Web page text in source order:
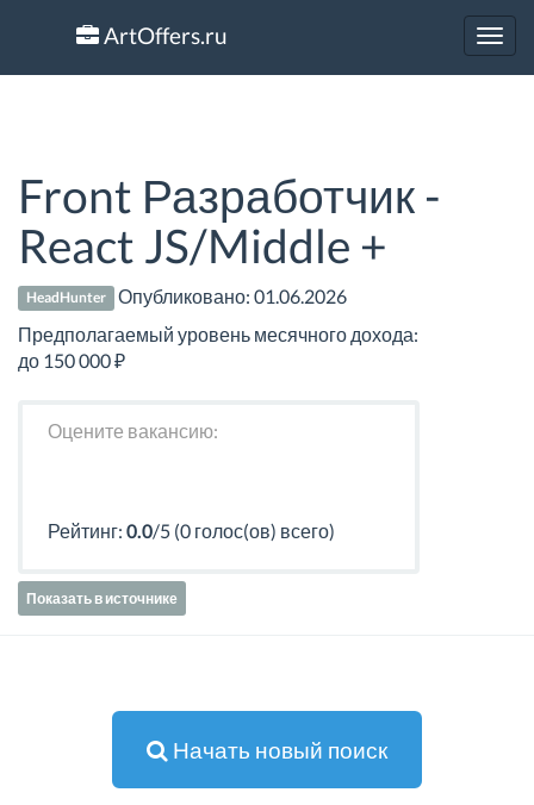
ArtOffers.ru
Front Разработчик -
React JS/Middle +
HeadHunter Опубликовано:01.06.2026
Предполагаемый уровень месячного дохода:
до 150 000 ₽
Оцените вакансию:
Рейтинг: 0.0/5 (0 голос(ов) всего)
Показать в источнике
Начать новый поиск